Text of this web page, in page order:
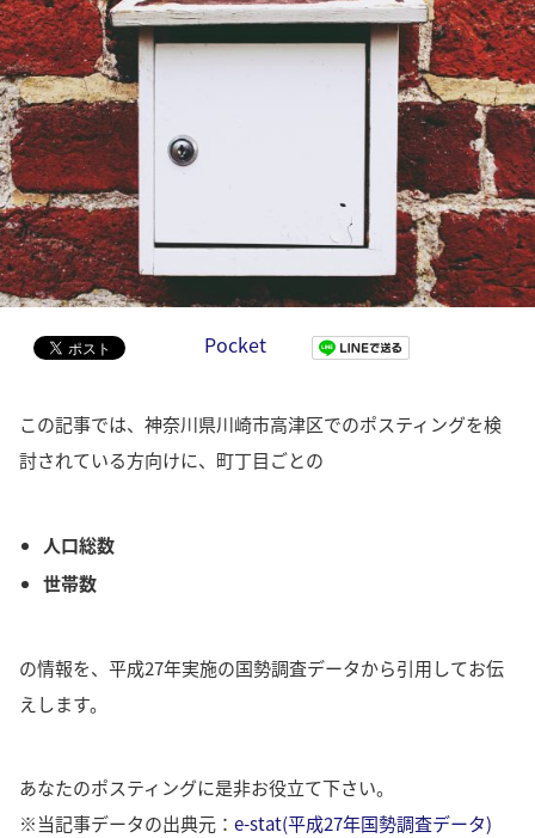
Pocket
この記事では、神奈川県川崎市高津区でのポスティングを検
討されている方向けに、町丁目ごとの
人口総数
世帯数
の情報を、平成27年実施の国勢調査データから引用してお伝
えします。
あなたのポスティングに是非お役立て下さい。
※当記事データの出典元： e-stat(平成27年国勢調査データ)